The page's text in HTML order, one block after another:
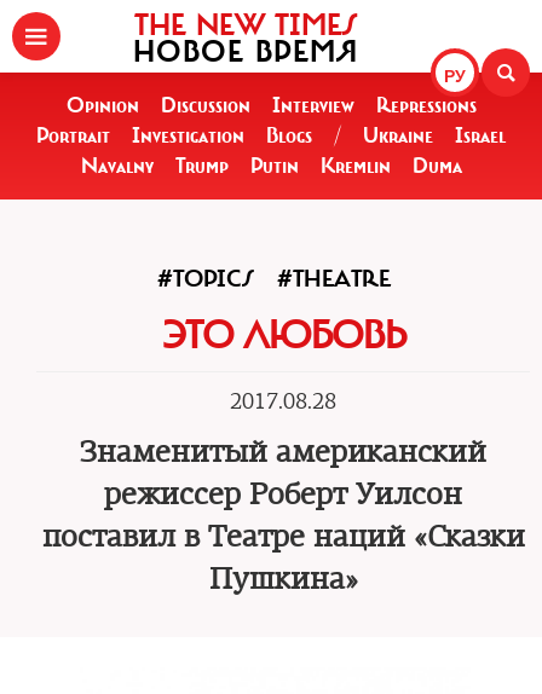
РУ
THE NEW TIMES
НОВОЕ ВРЕМЯ
Opinion Discussion Interview
Repressions
Portrait
Investigation Blogs / Ukraine
Israel
Navalny
Trump Putin Kremlin Duma
#TOPICS #THEATRE
ЭТО ЛЮБОВЬ
2017.08.28
Знаменитый американский
режиссер Роберт Уилсон
поставил в Театре наций «Сказки
Пушкина»